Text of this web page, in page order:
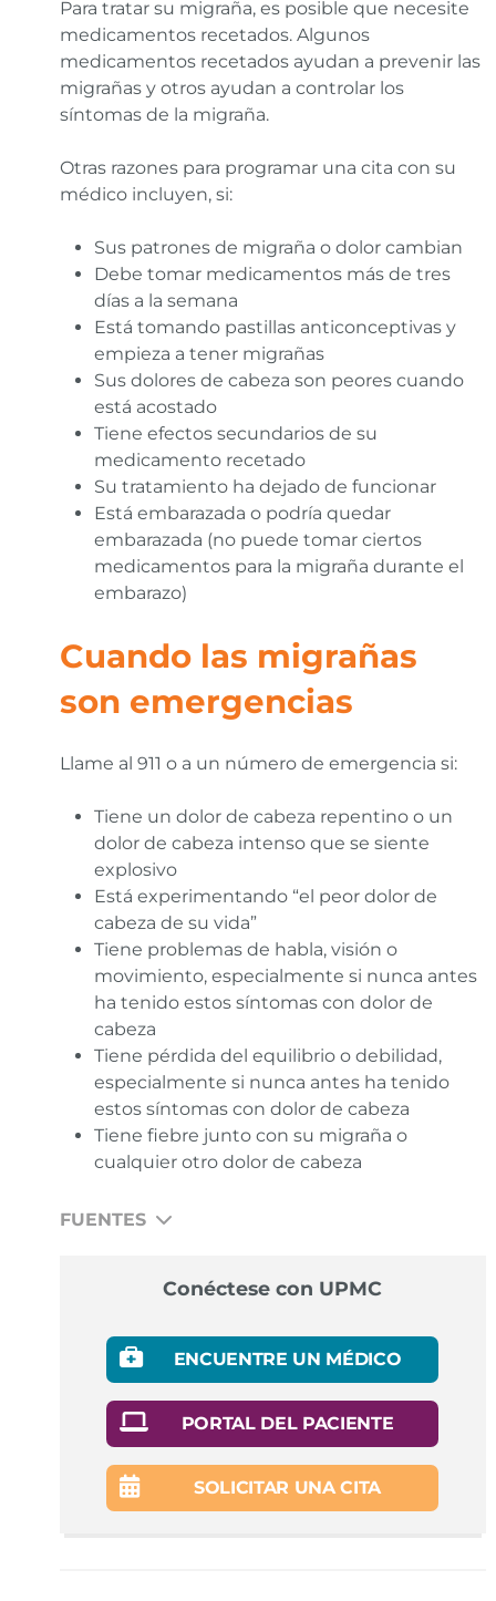
Para tratar su migraña, es posible que necesite
medicamentos recetados. Algunos
medicamentos recetados ayudan a prevenir las
migrañas y otros ayudan a controlar los
síntomas de la migraña.
Otras razones para programar una cita con su
médico incluyen, si:
Sus patrones de migraña o dolor cambian
Debe tomar medicamentos más de tres
días a la semana
Está tomando pastillas anticonceptivas y
empieza a tener migrañas
Sus dolores de cabeza son peores cuando
está acostado
Tiene efectos secundarios de su
medicamento recetado
Su tratamiento ha dejado de funcionar
Está embarazada o podría quedar
embarazada (no puede tomar ciertos
medicamentos para la migraña durante el
embarazo)
Cuando las migrañas
son emergencias
Llame al 911 o a un número de emergencia si:
Tiene un dolor de cabeza repentino o un
dolor de cabeza intenso que se siente
explosivo
Está experimentando “el peor dolor de
cabeza de su vida”
Tiene problemas de habla, visión o
movimiento, especialmente si nunca antes
ha tenido estos síntomas con dolor de
cabeza
Tiene pérdida del equilibrio o debilidad,
especialmente si nunca antes ha tenido
estos síntomas con dolor de cabeza
Tiene fiebre junto con su migraña o
cualquier otro dolor de cabeza
FUENTES
Migraine. What research is being done? National
Institute of Neurological Disorders and Stroke.
Migraine. MedlinePlus.gov.Enlace
Tension Headache. MedlinePlus.gov.Enlace
OTC Migraine Treatment. American Migraine
Foundation.
Enlace
Conéctese con UPMC
ENCUENTRE UN MÉDICO
PORTAL DEL PACIENTE
SOLICITAR UNA CITA